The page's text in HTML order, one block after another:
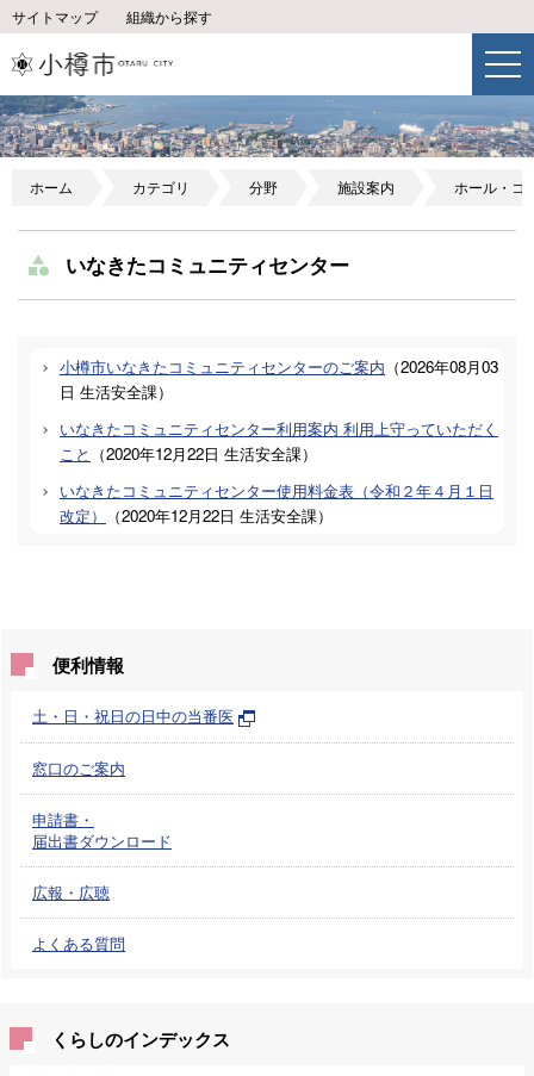
サイトマップ 組織から探す
ホーム カテゴリ 分野 施設案内 ホール・コ
いなきたコミュニティセンター
小樽市いなきたコミュニティセンターのご案内 （2026年08月03
日 生活安全課）
いなきたコミュニティセンター利用案内 利用上守っていただく
こと （2020年12月22日 生活安全課）
いなきたコミュニティセンター使用料金表（令和２年４月１日
改定）
（2020年12月22日 生活安全課）
便利情報
土・日・祝日の日中の当番医
窓口のご案内
申請書・
届出書ダウンロード
広報・広聴
よくある質問
くらしのインデックス